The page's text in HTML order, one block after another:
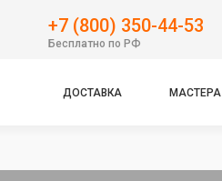
+7 (800) 350-44-53
Бесплатно по РФ
ДОСТАВКА МАСТЕРА